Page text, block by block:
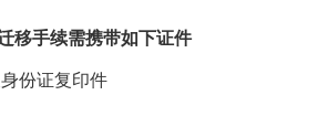
移手续需携带如下证件
身份证复印件